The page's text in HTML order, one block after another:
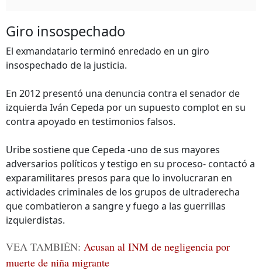
Giro insospechado
El exmandatario terminó enredado en un giro
insospechado de la justicia.
En 2012 presentó una denuncia contra el senador de
izquierda Iván Cepeda por un supuesto complot en su
contra apoyado en testimonios falsos.
Uribe sostiene que Cepeda -uno de sus mayores
adversarios políticos y testigo en su proceso- contactó a
exparamilitares presos para que lo involucraran en
actividades criminales de los grupos de ultraderecha
que combatieron a sangre y fuego a las guerrillas
izquierdistas.
VEA TAMBIÉN: Acusan al INM de negligencia por
muerte de niña migrante